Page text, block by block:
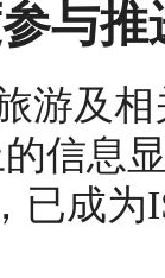
与
游及
的信息
已成为